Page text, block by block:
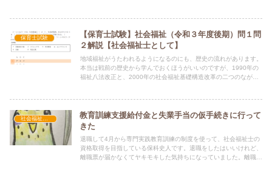
保育士試験
【保育士試験】社会福祉（令和３年度後期）問１問
２解説【社会福祉士として】
地域福祉がうたわれるようになるのにも、歴史の流れがあります。
本当は戦前の歴史から学んでおくほうがいいのですが、1990年の
福祉八法改正と、2000年の社会福祉基礎構造改革の二つのながれ
教育訓練支援給付金と 失業手当の仮手続きに行って
きた
退職して4月から専門実践教育訓練の制度を使って、社会福祉士の
資格取得を目指している保科史人です。退職をしたはいいけれど、
離職票が届かなくてヤキモキした気持ちになっていました。離職票